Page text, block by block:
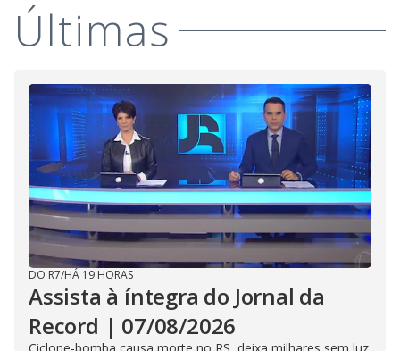
Últimas
DO R7/HÁ 19 HORAS
Assista à íntegra do Jornal da
Record | 07/08/2026